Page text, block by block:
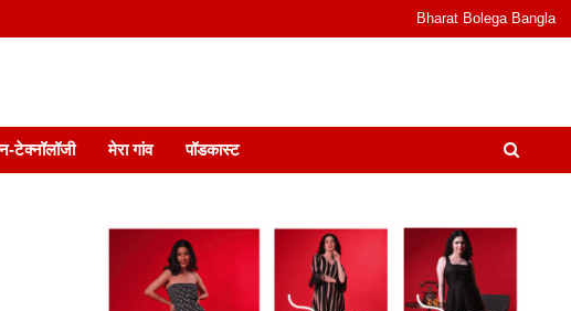
Bharat Bolega Bangla
& Podcast I जानकारी भी समझदारी भी और पॉडकास्ट
टेक्नॉलॉजी मेरा गांव पॉडकास्ट